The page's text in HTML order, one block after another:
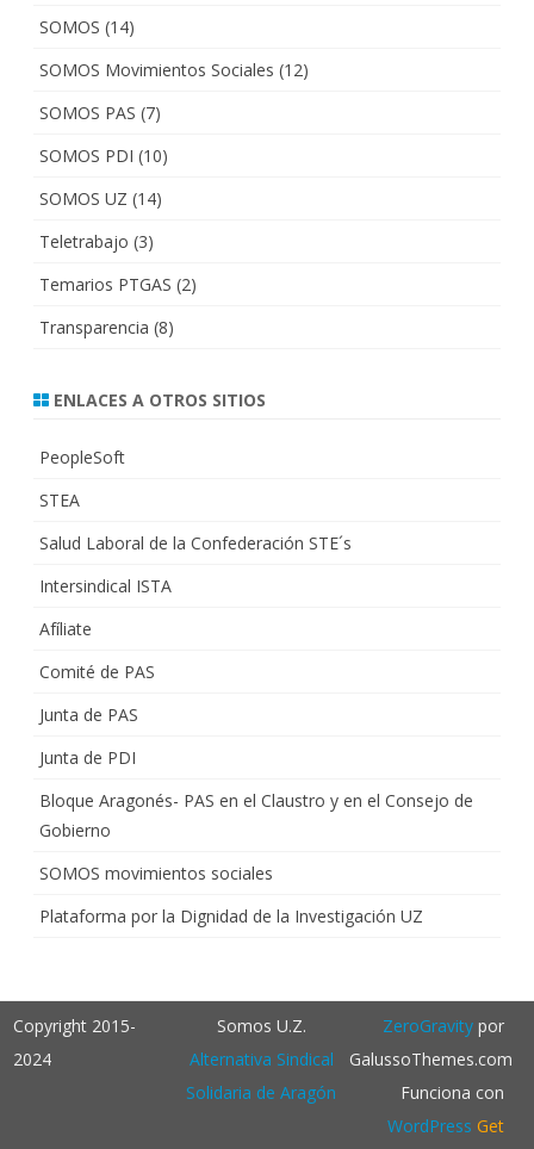
SOMOS (14)
SOMOS Movimientos Sociales (12)
SOMOS PAS (7)
SOMOS PDI (10)
SOMOS UZ (14)
Teletrabajo (3)
Temarios PTGAS (2)
Transparencia (8)
ENLACES A OTROS SITIOS
PeopleSoft
STEA
Salud Laboral de la Confederación STE´s
Intersindical ISTA
Afíliate
Comité de PAS
Junta de PAS
Junta de PDI
Bloque Aragonés- PAS en el Claustro y en el Consejo de
Gobierno
SOMOS movimientos sociales
Plataforma por la Dignidad de la Investigación UZ
Copyright 2015-
2024
Somos U.Z.
Alternativa Sindical
Solidaria de Aragón
ZeroGravitypor
GalussoThemes.com
Funciona con
WordPress Get